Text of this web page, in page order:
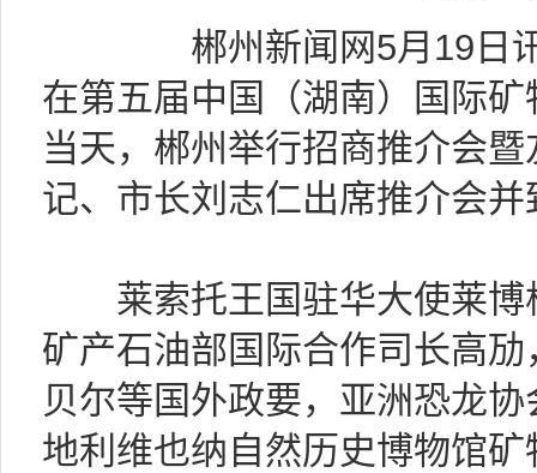
郴州新闻网5月19日讯
在第五届中国（湖南）国际
当天，郴州举行招商推介会
记、市长刘志仁出席推介会并
莱索托王国驻华大使莱博
矿产石油部国际合作司长高
贝尔等国外政要，亚洲恐龙
地利维也纳自然历史博物馆